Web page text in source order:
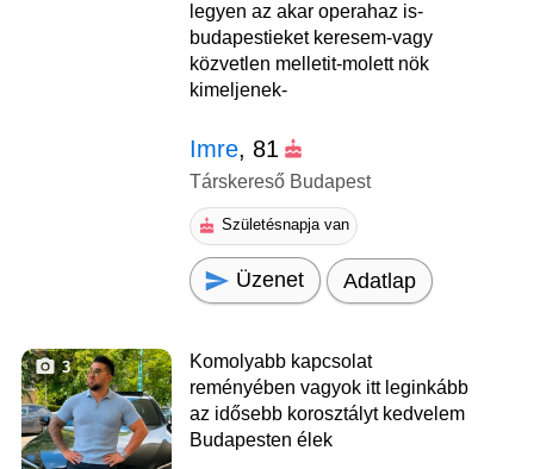
legyen az akar operahaz is-
budapestieket keresem-vagy
közvetlen melletit-molett nök
kimeljenek-
Imre, 81
Társkereső Budapest
Születésnapja van
Üzenet Adatlap
3
Komolyabb kapcsolat
reményében vagyok itt leginkább
az idősebb korosztályt kedvelem
Budapesten élek